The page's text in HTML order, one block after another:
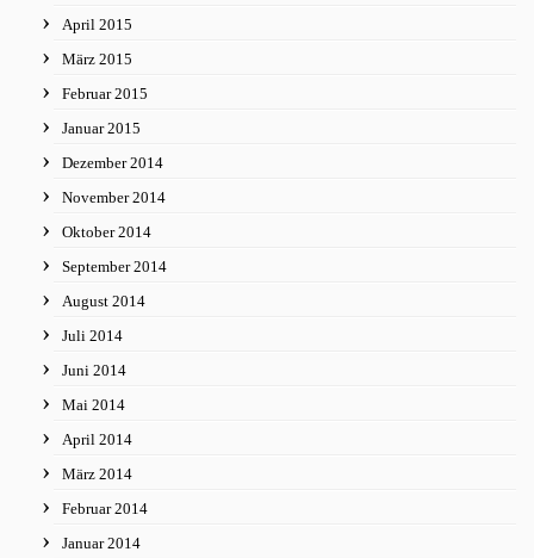
April 2015
März 2015
Februar 2015
Januar 2015
Dezember 2014
November 2014
Oktober 2014
September 2014
August 2014
Juli 2014
Juni 2014
Mai 2014
April 2014
März 2014
Februar 2014
Januar 2014